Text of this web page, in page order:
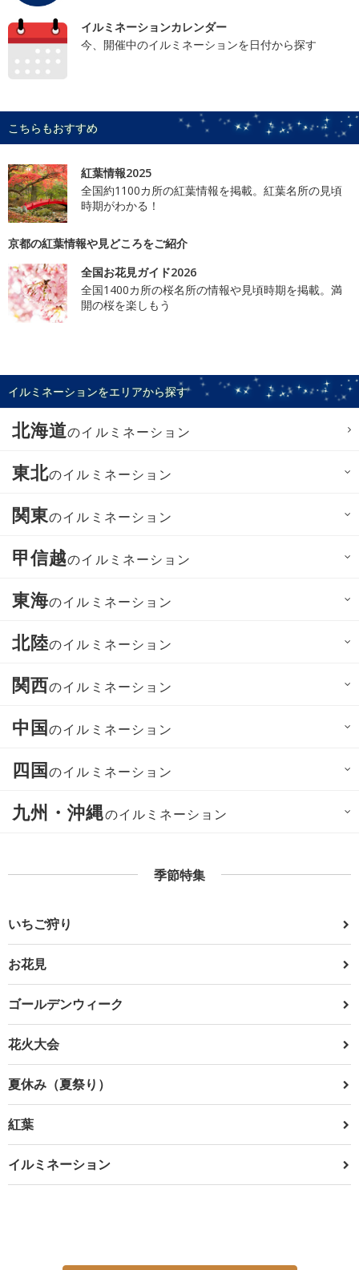
イルミネーションカレンダー
今、開催中のイルミネーションを日付から探す
こちらもおすすめ
紅葉情報2025
全国約1100カ所の紅葉情報を掲載。紅葉名所の見頃
時期がわかる！
京都の紅葉情報や見どころをご紹介
全国お花見ガイド2026
全国1400カ所の桜名所の情報や見頃時期を掲載。満
開の桜を楽しもう
イルミネーションをエリアから探す
北海道のイルミネーション
東北のイルミネーション
関東のイルミネーション
甲信越のイルミネーション
東海のイルミネーション
北陸のイルミネーション
関西のイルミネーション
中国のイルミネーション
四国のイルミネーション
九州・沖縄のイルミネーション
季節特集
いちご狩り
お花見
ゴールデンウィーク
花火大会
夏休み（夏祭り）
紅葉
イルミネーション